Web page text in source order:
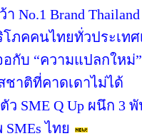
า No.1 Brand
ภคคนไทยทั่วประเทศ
อกับ “ความแปลกใหม่
าติที่คาดเดาไม่ได้
ว SME Q Up ผนึก
ไทย